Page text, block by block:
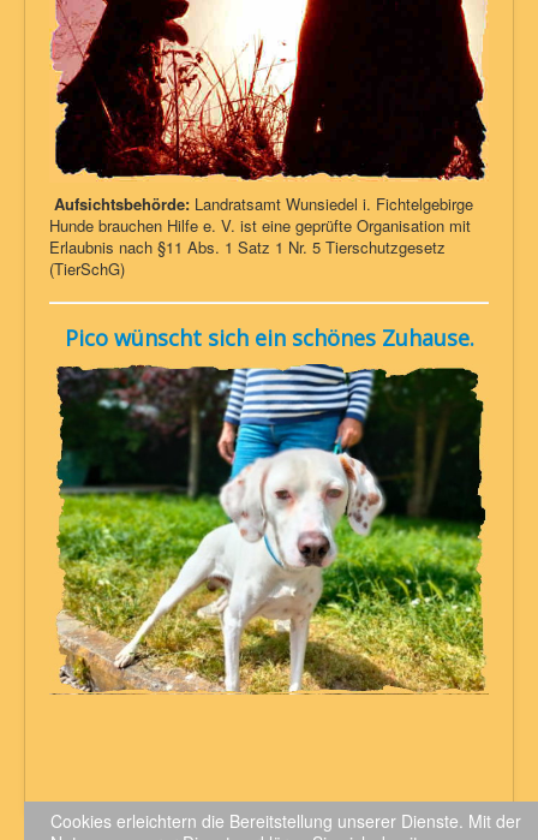
Aufsichtsbehörde: Landratsamt Wunsiedel i. Fichtelgebirge
Hunde brauchen Hilfe e. V. ist eine geprüfte Organisation mit
Erlaubnis nach §11 Abs. 1 Satz 1 Nr. 5 Tierschutzgesetz
(TierSchG)
Pico wünscht sich ein schönes Zuhause.
Cookies erleichtern die Bereitstellung unserer Dienste. Mit der